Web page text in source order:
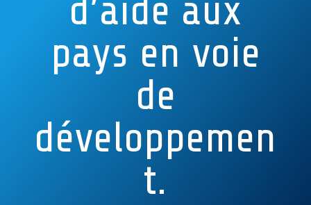
d’aide aux
pays en voie
de
développemen
t.